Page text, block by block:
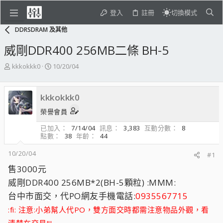
登入 註冊 切換模式
DDRSDRAM 及其他
威剛DDR400 256MB二條 BH-5
主
發
起
人
kkkokkk0
開
日
期
10/20/04
kkkokkk0
榮譽會員
已加入
7/14/04 訊息 3,383 互動分數
8
點數
38 年齡
44
10/20/04
#1
售3000元
威剛DDR400 256MB*2(BH-5顆粒) :MMM:
台中市面交，代PO網友手機電話:0935567715
:fi: 注意:小弟幫人代PO，雙方面交時都需注意物品外觀，看